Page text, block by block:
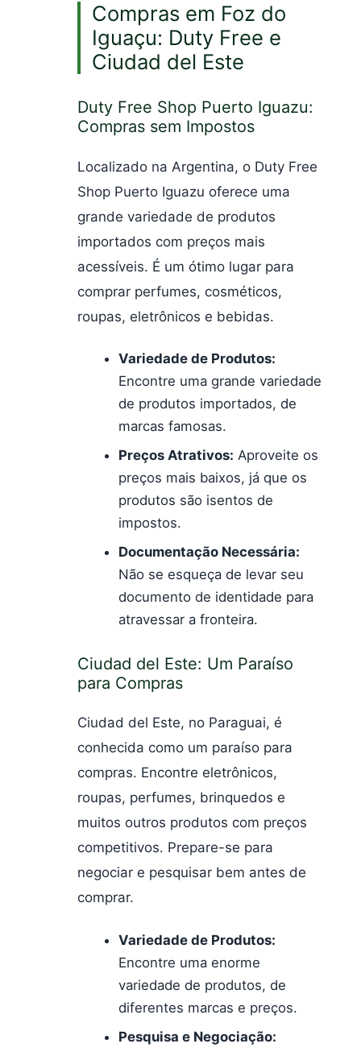
Compras em Foz do
Iguaçu: Duty Free e
Ciudad del Este
Duty Free Shop Puerto Iguazu:
Compras sem Impostos
Localizado na Argentina, o Duty Free
Shop Puerto Iguazu oferece uma
grande variedade de produtos
importados com preços mais
acessíveis. É um ótimo lugar para
comprar perfumes, cosméticos,
roupas, eletrônicos e bebidas.
Variedade de Produtos:
Encontre uma grande variedade
de produtos importados, de
marcas famosas.
Preços Atrativos: Aproveite os
preços mais baixos, já que os
produtos são isentos de
impostos.
Documentação Necessária:
Não se esqueça de levar seu
documento de identidade para
atravessar a fronteira.
Ciudad del Este: Um Paraíso
para Compras
Ciudad del Este, no Paraguai, é
conhecida como um paraíso para
compras. Encontre eletrônicos,
roupas, perfumes, brinquedos e
muitos outros produtos com preços
competitivos. Prepare-se para
negociar e pesquisar bem antes de
comprar.
Variedade de Produtos:
Encontre uma enorme
variedade de produtos, de
diferentes marcas e preços.
Pesquisa e Negociação: